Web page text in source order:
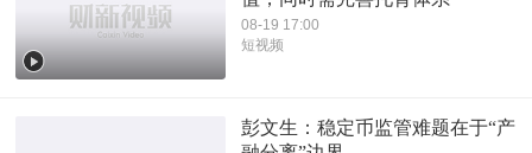
08-19 17:00
短视频
彭文生：稳定币监管难题在于“产